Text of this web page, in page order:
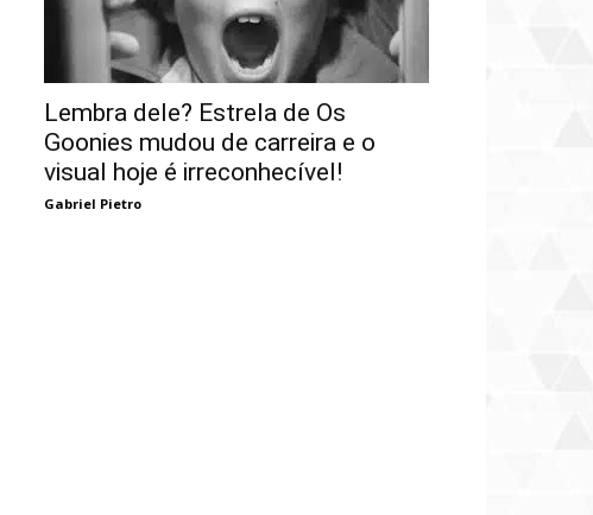
Lembra dele? Estrela de Os
Goonies mudou de carreira e o
visual hoje é irreconhecível!
Gabriel Pietro